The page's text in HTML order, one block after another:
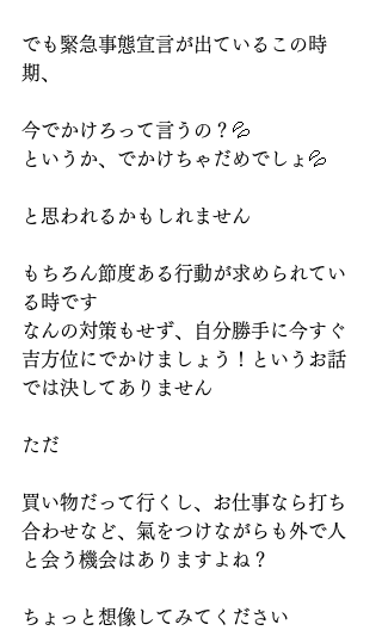
でも緊急事態宣言が出ているこの時
期、
今でかけろって言うの？💦
というか、でかけちゃだめでしょ💦
と思われるかもしれません
もちろん節度ある行動が求められてい
る時です
なんの対策もせず、自分勝手に今すぐ
吉方位にでかけましょう！というお話
では決してありません
ただ
買い物だって行くし、お仕事なら打ち
合わせなど、氣をつけながらも外で人
と会う機会はありますよね？
ちょっと想像してみてください